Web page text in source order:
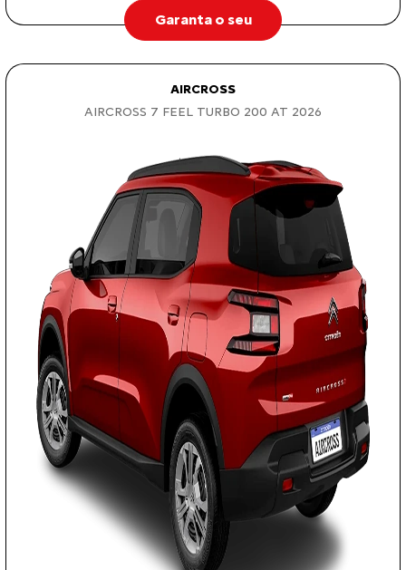
Garanta o seu
AIRCROSS
AIRCROSS 7 FEEL TURBO 200 AT 2026